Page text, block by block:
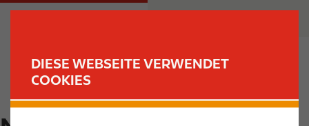
DIESE WEBSEITE VERWENDET
COOKIES
u
M
v